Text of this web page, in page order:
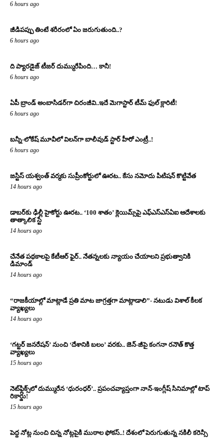
6 hours ago
జీడిపప్పు తింటే శరీరంలో ఏం జరుగుతుంది..?
6 hours ago
ది ప్యారడైజ్ టీజర్ దుమ్మురేపింది… కానీ!
6 hours ago
ఏపీ బ్రాండ్ అంబాసిడర్‌గా చిరంజీవి..ఇదే మెగాస్టార్ టీమ్ ఫుల్ క్లారిటీ!
6 hours ago
బన్నీ-లోకేష్ మూవీలో విలన్‌గా బాలీవుడ్ స్టార్ హీరో ఎంట్రీ..!
6 hours ago
జస్టిస్ యశ్వంత్ వర్మకు సుప్రీంకోర్టులో ఊరట.. కేసు నమోదు పిటిషన్ కొట్టివేత
14 hours ago
డాబర్‌కు ఢిల్లీ హైకోర్టు ఊరట.. ‘100 శాతం’ క్లెయిమ్స్‌పై ఎఫ్‌ఎస్‌ఎస్‌ఏఐ ఆదేశాలకు
తాత్కాలిక స్టే
14 hours ago
చేనేత పథకాలపై కేటీఆర్ ఫైర్.. నేతన్నలకు న్యాయం చేయాలని ప్రభుత్వానికి
డిమాండ్
14 hours ago
“రాజకీయాల్లో మాట్లాడే ప్రతి మాట జాగ్రత్తగా మాట్లాడాలి”- నటుడు విశాల్ కీలక
వ్యాఖ్యలు
14 hours ago
‘గట్టర్ జనరేషన్’ నుంచి ‘దేశానికి బలం’ వరకు.. జెన్-జీపై కంగనా రనౌత్ కొత్త
వ్యాఖ్యలు
15 hours ago
నెట్‌ఫ్లిక్స్‌లో దుమ్మురేన ‘ధురంధర్’.. ప్రపంచవ్యాప్తంగా నాన్-ఇంగ్లీష్ సినిమాల్లో టాప్
రికార్డు!
15 hours ago
పెద్ద నోట్ల నుంచి చిన్న నోట్లపైకి ముఠాల ఫోకస్..! దేశంలో పెరుగుతున్న నకిలీ కరెన్సీ